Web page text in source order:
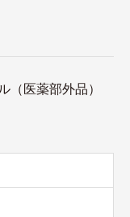
（医薬部外品）